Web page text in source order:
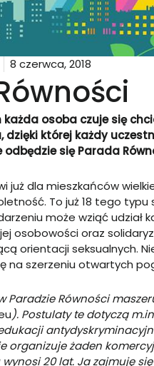
8 czerwca, 2018
każda osoba czuje się
której każdy
odbędzie sięParada
już dla mieszkańców
To już 18 tego
może wziąć udział
osobowości oraz
orientacji seksualnych.
na szerzeniu otwartych
Paradzie Równości
). Postulaty te dotyczą
organizuje żaden
20 lat. Ja zajmuję